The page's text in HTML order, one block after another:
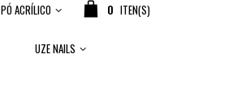
PÓ ACRÍLICO
UZE NAILS
0 ITEN(S)